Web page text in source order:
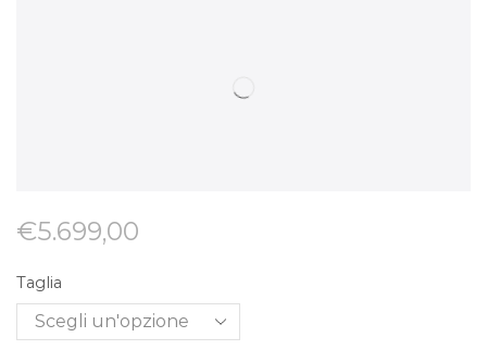
€5.699,00
Taglia